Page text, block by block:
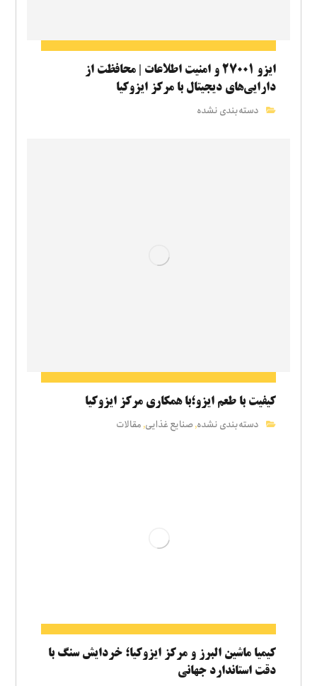
ایزو ۲۷۰۰۱ و امنیت اطلاعات | محافظت از
دارایی‌های دیجیتال با مرکز ایزوکیا
دسته‌بندی نشده
کیفیت با طعم ایزو؛با همکاری مرکز ایزوکیا
دسته‌بندی نشده,صنایع غذایی,مقالات
کیمیا ماشین البرز و مرکز ایزوکیا؛ خردایش سنگ با
دقت استاندارد جهانی